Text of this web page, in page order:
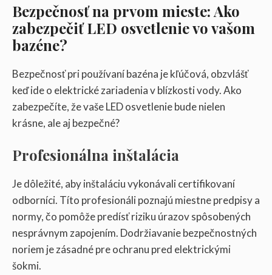
Bezpečnosť na prvom mieste: Ako
zabezpečiť LED osvetlenie vo vašom
bazéne?
Bezpečnosť pri používaní bazéna je kľúčová, obzvlášť
keď ide o elektrické zariadenia v blízkosti vody. Ako
zabezpečíte, že vaše LED osvetlenie bude nielen
krásne, ale aj bezpečné?
Profesionálna inštalácia
Je dôležité, aby inštaláciu vykonávali certifikovaní
odborníci. Títo profesionáli poznajú miestne predpisy a
normy, čo pomôže predísť riziku úrazov spôsobených
nesprávnym zapojením. Dodržiavanie bezpečnostných
noriem je zásadné pre ochranu pred elektrickými
šokmi.